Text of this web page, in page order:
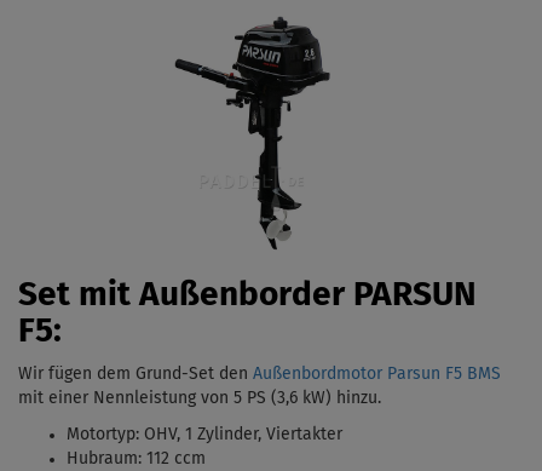
Set mit Außenborder PARSUN
F5:
Wir fügen dem Grund-Set den Außenbordmotor Parsun F5 BMS
mit einer Nennleistung von 5 PS (3,6 kW) hinzu.
Motortyp: OHV, 1 Zylinder, Viertakter
Hubraum: 112 ccm